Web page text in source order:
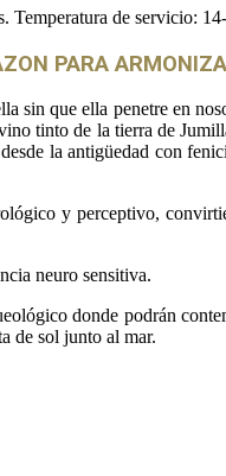
Temperatura de servicio:
PARA
sin que ella penetre en
tinto de la tierra de
la antigüedad con
y perceptivo,
neuro sensitiva.
donde podrán
de sol junto al mar.